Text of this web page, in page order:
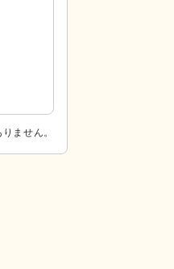
ません。